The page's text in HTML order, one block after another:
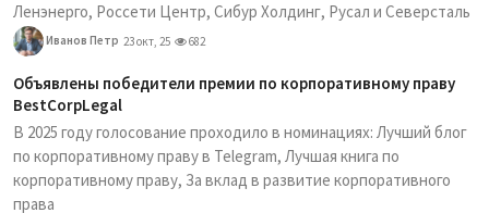
Ленэнерго, Россети Центр, Сибур Холдинг, Русал и Северсталь
Иванов Петр 23 окт, 25 682
Объявлены победители премии по корпоративному праву
BestCorpLegal
В 2025 году голосование проходило в номинациях: Лучший блог
по корпоративному праву в Telegram, Лучшая книга по
корпоративному праву, За вклад в развитие корпоративного
права